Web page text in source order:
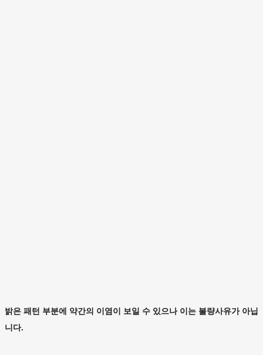
밝은 패턴 부분에 약간의 이염이 보일 수 있으나 이는 불량사유가 아닙
니다.